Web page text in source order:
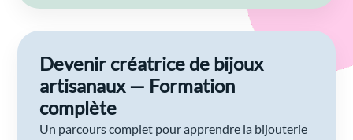
Devenir créatrice de bijoux
artisanaux — Formation
complète
Un parcours complet pour apprendre la bijouterie